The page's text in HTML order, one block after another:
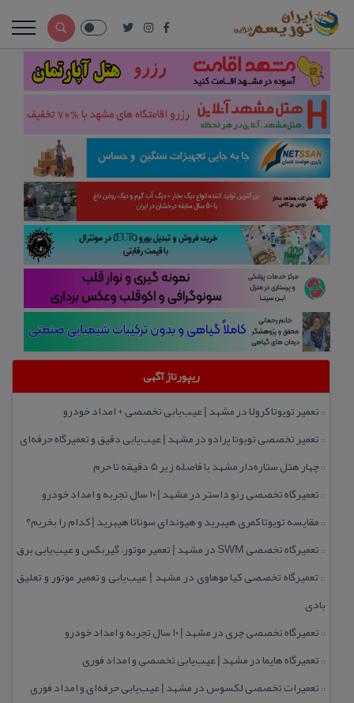
ریپورتاژ آگهی
:: تعمیر تویوتا كرولا در مشهد | عیب‌یابی تخصصی + امداد خودرو
:: تعمیر تخصصی تویوتا پرادو در مشهد | عیب‌یابی دقیق و تعمیرگاه حرفه‌ای
::چهار هتل‌ ستاره‌دار مشهد با فاصله زیر 5 دقیقه تا حرم
:: تعمیرگاه تخصصی رنو داستر در مشهد | ۱۰ سال تجربه و امداد خودرو
:: مقایسه تویوتا كمری هیبرید و هیوندای سوناتا هیبرید | كدام را بخریم؟
:: تعمیرگاه تخصصی SWM در مشهد | تعمیر موتور، گیربكس و عیب‌یابی برق
:: تعمیرگاه تخصصی كیا موهاوی در مشهد | عیب‌یابی و تعمیر موتور و تعلیق
بادی
:: تعمیرگاه تخصصی چری در مشهد | ۱۰ سال تجربه و امداد خودرو
:: تعمیرگاه هایما در مشهد | عیب‌یابی تخصصی و امداد فوری
:: تعمیرات تخصصی لكسوس در مشهد | عیب‌یابی حرفه‌ای و امداد فوری